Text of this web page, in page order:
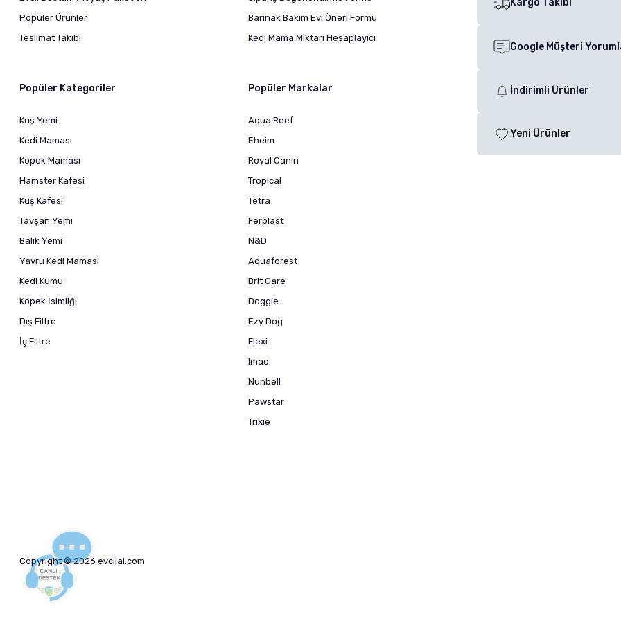
Popüler Ürünler
Teslimat Takibi
Barınak Bakım Evi Öneri Formu
Kedi Mama Miktarı Hesaplayıcı
Popüler Kategoriler
Kuş Yemi
Kedi Maması
Köpek Maması
Hamster Kafesi
Kuş Kafesi
Tavşan Yemi
Balık Yemi
Yavru Kedi Maması
Kedi Kumu
Köpek İsimliği
Dış Filtre
İç Filtre
Popüler Markalar
Aqua Reef
Eheim
Royal Canin
Tropical
Tetra
Ferplast
N&D
Aquaforest
Brit Care
Doggie
Ezy Dog
Flexi
Imac
Nunbell
Pawstar
Trixie
Kargo Takibi
Google Müşteri
İndirimli Ürünler
Yeni Ürünler
Copyright © 2026 evcilal.com